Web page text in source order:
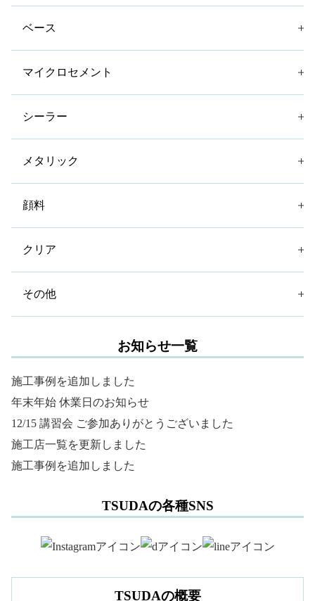
ベース
マイクロセメント
シーラー
メタリック
顔料
クリア
その他
お知らせ一覧
施工事例を追加しました
年末年始 休業日のお知らせ
12/15 講習会 ご参加ありがとうございました
施工店一覧を更新しました
施工事例を追加しました
TSUDAの各種SNS
TSUDAの概要